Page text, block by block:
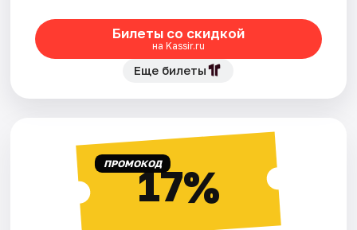
Билеты со скидкой
на Kassir.ru
Еще билеты
ПРОМОКОД17%